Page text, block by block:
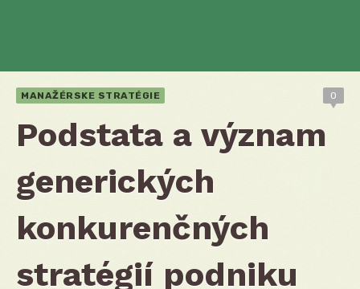
MANAŽÉRSKE STRATÉGIE 0
Podstata a význam
generických
konkurenčných
stratégií podniku